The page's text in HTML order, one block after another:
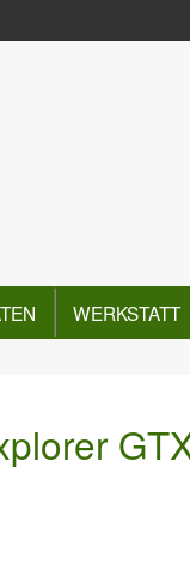
WERKSTATT